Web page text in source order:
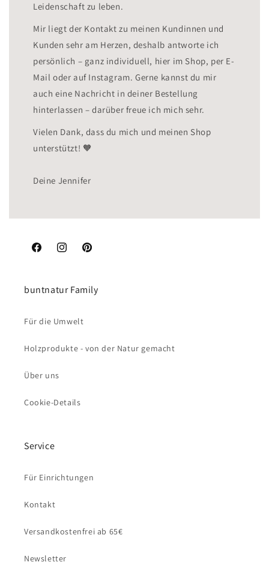
Leidenschaft zu leben.
Mir liegt der Kontakt zu meinen Kundinnen und
Kunden sehr am Herzen, deshalb antworte ich
persönlich – ganz individuell, hier im Shop, per E-
Mail oder auf Instagram. Gerne kannst du mir
auch eine Nachricht in deiner Bestellung
hinterlassen – darüber freue ich mich sehr.
Vielen Dank, dass du mich und meinen Shop
unterstützt! 🧡
Deine Jennifer
FacebookInstagramPinterest
buntnatur Family
Für die Umwelt
Holzprodukte - von der Natur gemacht
Über uns
Cookie-Details
Service
Für Einrichtungen
Kontakt
Versandkostenfrei ab 65€
Newsletter